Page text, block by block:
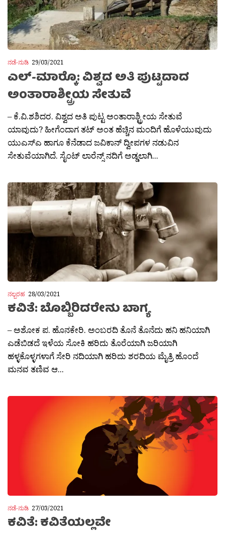
ನಡೆ-ನುಡಿ 29/03/2021
ಎಲ್-ಮಾರ‍್ಕೊ: ವಿಶ್ವದ ಅತಿ ಪುಟ್ಟದಾದ
ಅಂತಾರಾಶ್ಟ್ರೀಯ ಸೇತುವೆ
– ಕೆ.ವಿ.ಶಶಿದರ. ವಿಶ್ವದ ಅತಿ ಪುಟ್ಟ ಅಂತಾರಾಶ್ಟ್ರೀಯ ಸೇತುವೆ
ಯಾವುದು? ಹೀಗೆಂದಾಗ ತಟ್ ಅಂತ ಹೆಚ್ಚಿನ ಮಂದಿಗೆ ಹೊಳೆಯುವುದು
ಯುಎಸ್ಎ ಹಾಗೂ ಕೆನೆಡಾದ ಜವಿಕಾನ್ ದ್ವೀಪಗಳ ನಡುವಿನ
ಸೇತುವೆಯಾಗಿದೆ. ಸೈಂಟ್ ಲಾರೆನ್ಸ್ ನದಿಗೆ ಅಡ್ಡಲಾಗಿ...
ನಲ್ಬರಹ 28/03/2021
ಕವಿತೆ: ಬೊಬ್ಬಿರಿದರೇನು ಬಾಗ್ಯ
– ಅಶೋಕ ಪ. ಹೊನಕೇರಿ. ಅಂಬರದಿ ತೊನೆ ತೊನೆದು ಹನಿ ಹನಿಯಾಗಿ
ಎಡೆಬಿಡದೆ ಇಳೆಯ ಸೋಕಿ ಹರಿದು ತೊರೆಯಾಗಿ ಜರಿಯಾಗಿ
ಹಳ್ಳಕೊಳ್ಳಗಳಾಗೆ ಸೇರಿ ನದಿಯಾಗಿ ಹರಿದು ಶರದಿಯ ಮೈತ್ರಿ ಹೊಂದೆ
ಮನವ ತಣಿವ ಆ...
ನಡೆ-ನುಡಿ 27/03/2021
ಕವಿತೆ: ಕವಿತೆಯಲ್ಲವೇ